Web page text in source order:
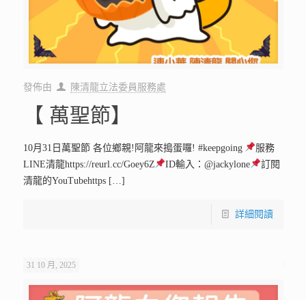
發佈由 陳清龍立法委員服務處
【 萬聖節】
10月31日萬聖節 各位鄉親!阿龍來搗蛋囉! #keepgoing
服務
LINE清龍https://reurl.cc/Goey6Z
ID輸入：@jackylone
訂閱
清龍的YouTubehttps[…]
詳細閱讀
31 10 月, 2025